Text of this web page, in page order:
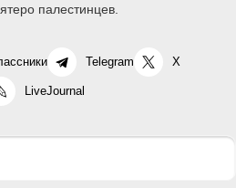
палестинцев.
Telegram X
LiveJournal